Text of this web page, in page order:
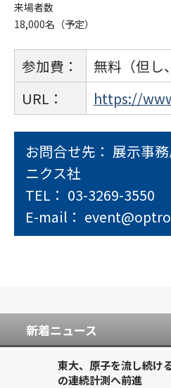
来場者数
18,000名（予定）
参加費：
無料（但し
URL：
https://
お問合せ先： 展示事
ニクス社
TEL： 03-3269-3550
E-mail：
新着ニュース
東大、原子を流し続
の連続計測へ前進